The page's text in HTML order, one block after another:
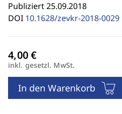
Publiziert 25.09.2018
DOI 10.1628/zevkr-2018-0029
inkl. gesetzl. MwSt.
In den Warenkorb